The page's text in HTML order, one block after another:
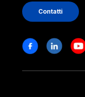
Contatti
Stay in touch
FacebookLinkedin